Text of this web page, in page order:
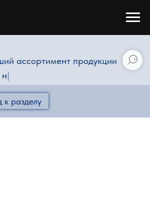
ассортимент продукции
ск
к разделу